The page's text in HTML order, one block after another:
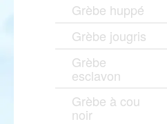
Grèbe huppé
Grèbe jougris
Grèbe
esclavon
Grèbe à cou
noir